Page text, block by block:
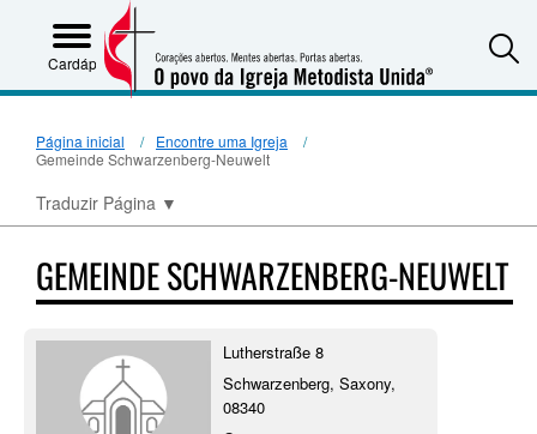
Cardápio
Página inicial
Encontre uma Igreja
Gemeinde Schwarzenberg-Neuwelt
Traduzir Página ▼
GEMEINDE SCHWARZENBERG-NEUWELT
Lutherstraße 8
Schwarzenberg, Saxony,
08340